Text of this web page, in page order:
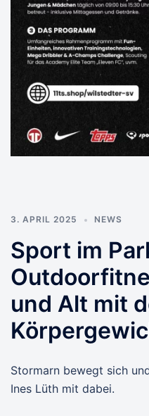
3. APRIL 2025 NEWS
Sport im
und Alt mit
Stormarn bewegt sich
Ines Lüth mit dabei.